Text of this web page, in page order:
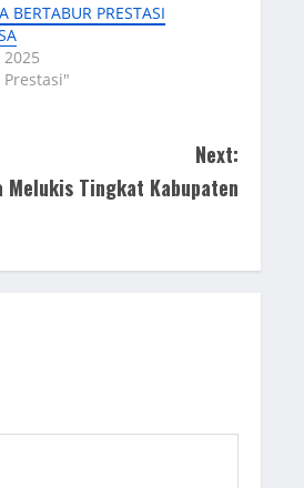
BERTABUR PRESTASI
Next:
Melukis Tingkat Kabupaten